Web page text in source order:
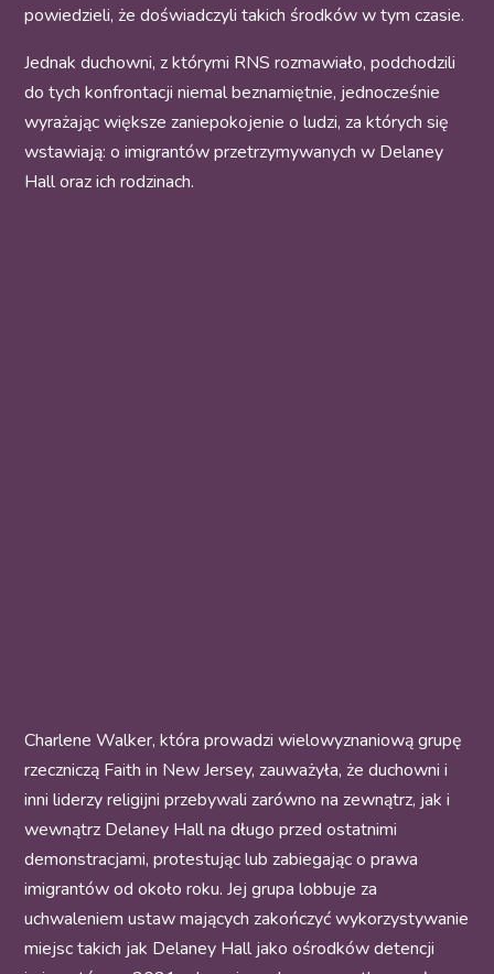
powiedzieli, że doświadczyli takich środków w tym czasie.
Jednak duchowni, z którymi RNS rozmawiało, podchodzili
do tych konfrontacji niemal beznamiętnie, jednocześnie
wyrażając większe zaniepokojenie o ludzi, za których się
wstawiają: o imigrantów przetrzymywanych w Delaney
Hall oraz ich rodzinach.
Charlene Walker, która prowadzi wielowyznaniową grupę
rzeczniczą Faith in New Jersey, zauważyła, że duchowni i
inni liderzy religijni przebywali zarówno na zewnątrz, jak i
wewnątrz Delaney Hall na długo przed ostatnimi
demonstracjami, protestując lub zabiegając o prawa
imigrantów od około roku. Jej grupa lobbuje za
uchwaleniem ustaw mających zakończyć wykorzystywanie
miejsc takich jak Delaney Hall jako ośrodków detencji